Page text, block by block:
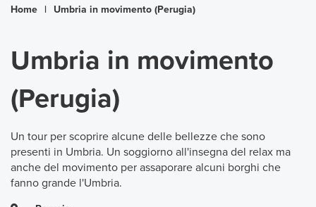
Home | Umbria in movimento (Perugia)
Umbria in movimento
(Perugia)
Un tour per scoprire alcune delle bellezze che sono
presenti in Umbria. Un soggiorno all'insegna del relax ma
anche del movimento per assaporare alcuni borghi che
fanno grande l'Umbria.